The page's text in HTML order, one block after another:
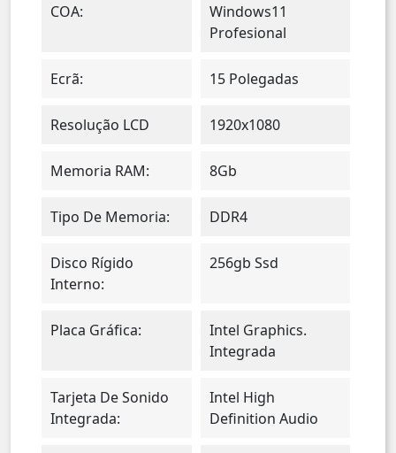
COA:
Windows11
Profesional
Ecrã: 15 Polegadas
Resolução LCD 1920x1080
Memoria RAM: 8Gb
Tipo De Memoria: DDR4
Disco Rígido
Interno:
256gb Ssd
Placa Gráfica:
Intel Graphics.
Integrada
Tarjeta De Sonido
Integrada:
Intel High
Definition Audio